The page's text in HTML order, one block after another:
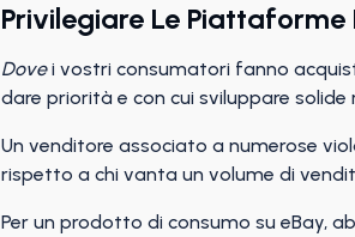
Privilegiare Le Piattaforme
Dovei vostri consumatori fanno
dare priorità e con cui sviluppare solide
Un venditore associato a numerose
rispetto a chi vanta un volume di
Per un prodotto di consumo su eBay,